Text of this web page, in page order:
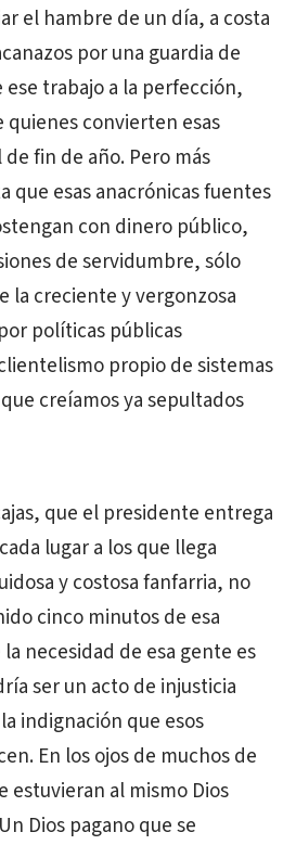
el hambre de un día, a costa
por una guardia de
trabajo a la perfección,
quienes convierten esas
fin de año. Pero más
que esas anacrónicas fuentes
con dinero público,
de servidumbre, sólo
la creciente y vergonzosa
políticas públicas
propio de sistemas
creíamos ya sepultados
que el presidente entrega
lugar a los que llega
y costosa fanfarria, no
cinco minutos de esa
necesidad de esa gente es
ser un acto de injusticia
indignación que esos
En los ojos de muchos de
estuvieran al mismo Dios
Dios pagano que se